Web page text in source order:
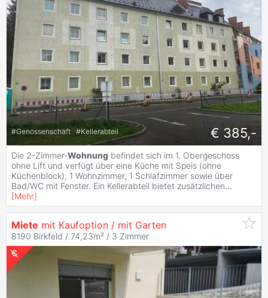
#Genossenschaft #Kellerabteil € 385,-
Die 2-Zimmer-Wohnung befindet sich im 1. Obergeschoss
ohne Lift und verfügt über eine Küche mit Speis (ohne
Küchenblock), 1 Wohnzimmer, 1 Schlafzimmer sowie über
Bad/WC mit Fenster. Ein Kellerabteil bietet zusätzlichen...
[Mehr]
Miete mit Kaufoption / mit Garten
8190 Birkfeld / 74,23m² / 3 Zimmer